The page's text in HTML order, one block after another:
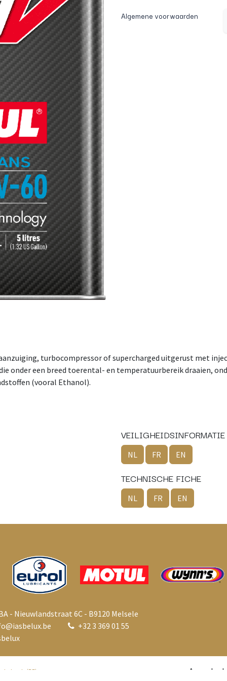
Algemene voorwaarden
turbocompressor of supercharged uitgerust met
onder een breed toerental- en temperatuurbereik draaien,
(vooral Ethanol).
VEILIGHEIDSINFORMATIE
NL FR EN
TECHNISCHE FICHE
NL FR EN
- Nieuwlandstraat 6C - B9120 Melsele
asbelux.be +32 3 369 01 55
(BE)